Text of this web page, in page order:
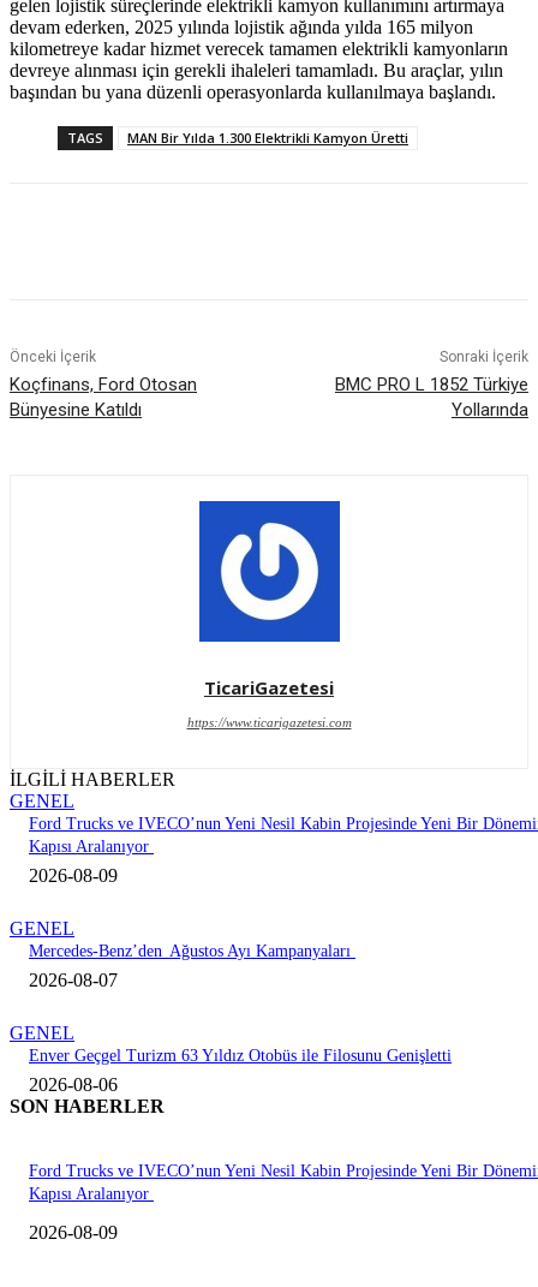
gelen lojistik süreçlerinde elektrikli kamyon kullanımını artırmaya
devam ederken, 2025 yılında lojistik ağında yılda 165 milyon
kilometreye kadar hizmet verecek tamamen elektrikli kamyonların
devreye alınması için gerekli ihaleleri tamamladı. Bu araçlar, yılın
başından bu yana düzenli operasyonlarda kullanılmaya başlandı.
TAGS MAN Bir Yılda 1.300 Elektrikli Kamyon Üretti
Önceki İçerik
Koçfinans, Ford Otosan
Bünyesine Katıldı
Sonraki İçerik
BMC PRO L 1852 Türkiye
Yollarında
TicariGazetesi
https://www.ticarigazetesi.com
İLGİLİ HABERLER
GENEL
Ford Trucks ve IVECO’nun Yeni Nesil Kabin Projesinde Yeni Bir
Kapısı Aralanıyor
2026-08-09
GENEL
Mercedes-Benz’den Ağustos Ayı Kampanyaları
2026-08-07
GENEL
Enver Geçgel Turizm 63 Yıldız Otobüs ile Filosunu Genişletti
2026-08-06
SON HABERLER
Ford Trucks ve IVECO’nun Yeni Nesil Kabin Projesinde Yeni Bir
Kapısı Aralanıyor
2026-08-09